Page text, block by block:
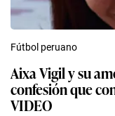
Fútbol peruano
Aixa Vigil y su
confesión que
VIDEO